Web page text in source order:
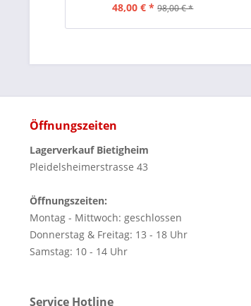
48,00 € * 98,00 € *
Öffnungszeiten
Lagerverkauf Bietigheim
Pleidelsheimerstrasse 43
Öffnungszeiten:
Montag - Mittwoch: geschlossen
Donnerstag & Freitag: 13 - 18 Uhr
Samstag: 10 - 14 Uhr
Service Hotline